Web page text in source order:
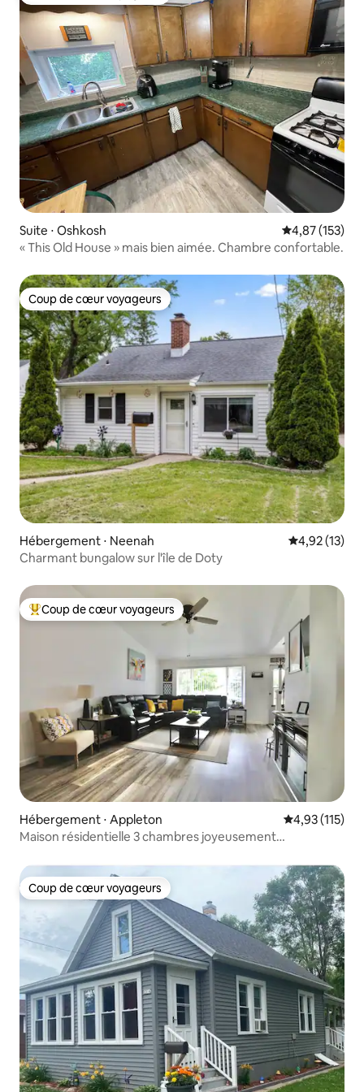
Suite ⋅ Oshkosh Évaluation
4,87 (153)
« This Old House » mais bien aimée. Chambre confortable.
Coup de cœur voyageurs
Coup de cœur voyageurs
Hébergement ⋅ Neenah Évaluation
4,92 (13)
Charmant bungalow sur l'île de Doty
Coups de cœur voyageurs les plus appréciés
Coup de cœur voyageurs
Hébergement ⋅ Appleton Évaluation
4,93 (115)
Maison résidentielle 3 chambres joyeusement
Coup de cœur voyageurs
Coup de cœur voyageurs